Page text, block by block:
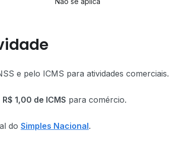
e pelo ICMS para atividades comerciais.
R$ 1,00 de ICMS para comércio.
do Simples Nacional.